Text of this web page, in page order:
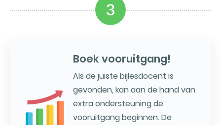
3
Boek vooruitgang!
Als de juiste bijlesdocent is
gevonden, kan aan de hand van
extra ondersteuning de
vooruitgang beginnen. De